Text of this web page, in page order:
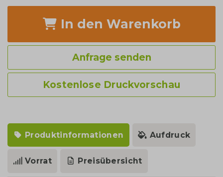
In den Warenkorb
Anfrage senden
Kostenlose Druckvorschau
Produktinformationen Aufdruck
Vorrat Preisübersicht